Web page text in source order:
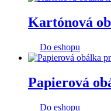
Kartónová
Do eshopu
Papierová
Do eshopu